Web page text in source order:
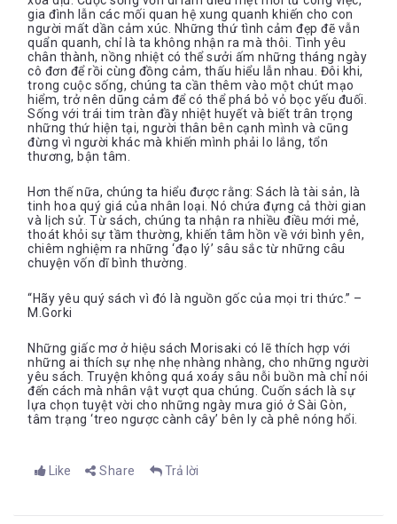
gia đình lẫn các mối quan hệ xung quanh khiến cho con
người mất dần cảm xúc. Những thứ tình cảm đẹp đẽ vẫn
quẩn quanh, chỉ là ta không nhận ra mà thôi. Tình yêu
chân thành, nồng nhiệt có thể sưởi ấm những tháng ngày
cô đơn để rồi cùng đồng cảm, thấu hiểu lẫn nhau. Đôi khi,
trong cuộc sống, chúng ta cần thêm vào một chút mạo
hiểm, trở nên dũng cảm để có thể phá bỏ vỏ bọc yếu đuối.
Sống với trái tim tràn đầy nhiệt huyết và biết trân trọng
những thứ hiện tại, người thân bên cạnh mình và cũng
đừng vì người khác mà khiến mình phải lo lắng, tổn
thương, bận tâm.
Hơn thế nữa, chúng ta hiểu được rằng: Sách là tài sản, là
tinh hoa quý giá của nhân loại. Nó chứa đựng cả thời gian
và lịch sử. Từ sách, chúng ta nhận ra nhiều điều mới mẻ,
thoát khỏi sự tầm thường, khiến tâm hồn về với bình yên,
chiêm nghiệm ra những ‘đạo lý’ sâu sắc từ những câu
chuyện vốn dĩ bình thường.
“Hãy yêu quý sách vì đó là nguồn gốc của mọi tri thức.” –
M.Gorki
Những giấc mơ ở hiệu sách Morisaki có lẽ thích hợp với
những ai thích sự nhẹ nhẹ nhàng nhàng, cho những người
yêu sách. Truyện không quá xoáy sâu nỗi buồn mà chỉ nói
đến cách mà nhân vật vượt qua chúng. Cuốn sách là sự
lựa chọn tuyệt vời cho những ngày mưa gió ở Sài Gòn,
tâm trạng ‘treo ngược cành cây’ bên ly cà phê nóng hổi.
Like Share Trả lời